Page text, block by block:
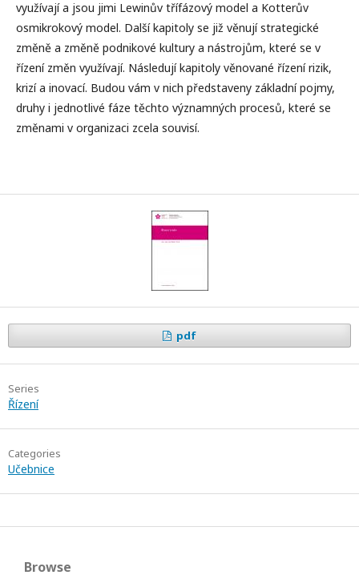
využívají a jsou jimi Lewinův třífázový model a Kotterův
osmikrokový model. Další kapitoly se již věnují strategické
změně a změně podnikové kultury a nástrojům, které se v
řízení změn využívají. Následují kapitoly věnované řízení rizik,
krizí a inovací. Budou vám v nich představeny základní pojmy,
druhy i jednotlivé fáze těchto významných procesů, které se
změnami v organizaci zcela souvisí.
pdf
Series
Řízení
Categories
Učebnice
Browse